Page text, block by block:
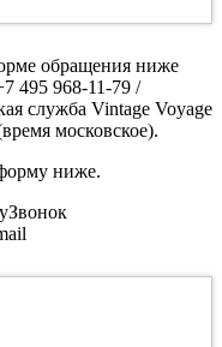
обращения ниже
495 968-11-79 /
служба Vintage Voyage
московское).
ниже.
Звонок